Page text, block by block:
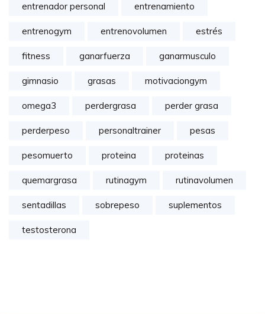
entrenador personal entrenamiento
entrenogym entrenovolumen estrés
fitness ganarfuerza ganarmusculo
gimnasio grasas motivaciongym
omega3 perdergrasa perder grasa
perderpeso personaltrainer pesas
pesomuerto proteina proteinas
quemargrasa rutinagym rutinavolumen
sentadillas sobrepeso suplementos
testosterona